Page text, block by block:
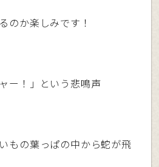
のか楽しみです！
ー！」という悲鳴声
もの葉っぱの中から蛇が飛